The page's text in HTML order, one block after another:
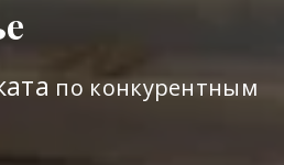
по конкурентным